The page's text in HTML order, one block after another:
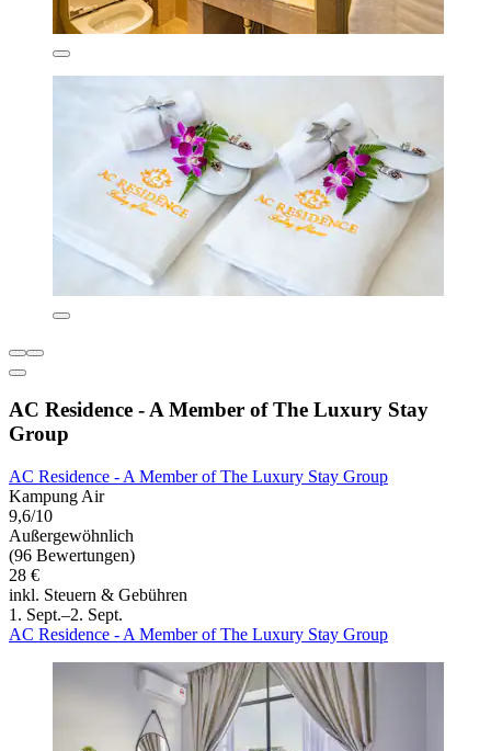
AC Residence - A Member of The Luxury Stay
Group
AC Residence - A Member of The Luxury Stay Group
Kampung Air
9,6/10
Außergewöhnlich
(96 Bewertungen)
28 €
inkl. Steuern & Gebühren
1. Sept.–2. Sept.
AC Residence - A Member of The Luxury Stay Group